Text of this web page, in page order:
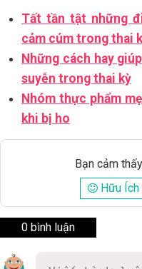
Tất tần tật những
cảm cúm trong thai
Những cách hay
suyễn trong thai kỳ
Nhóm thực phẩm
khi bị ho
Bạn cảm
Hữu Ích
0 bình luận